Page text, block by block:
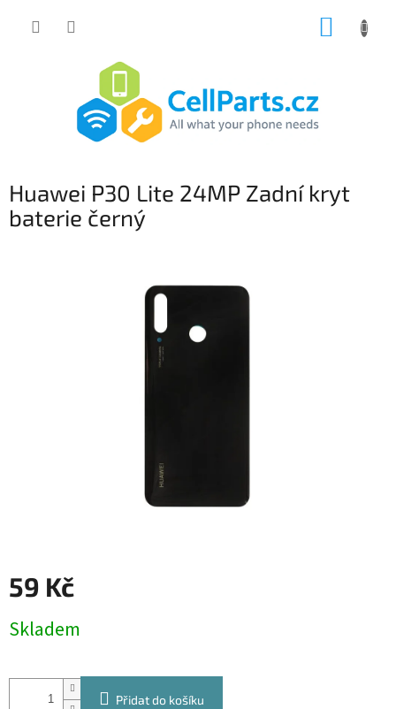
Huawei P30 Lite 24MP Zadní kryt
baterie černý
59 Kč
cena:
Skladem
Přidat do košíku